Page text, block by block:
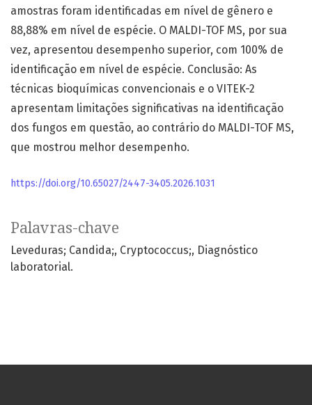
Palavras-chave
Leveduras; Candida; Cryptococcus;
Diagnóstico
laboratorial.
amostras foram identificadas em nível de gênero e
88,88% em nível de espécie. O MALDI-TOF MS, por sua
vez, apresentou desempenho superior, com 100% de
identificação em nível de espécie. Conclusão: As
técnicas bioquímicas convencionais e o VITEK-2
apresentam limitações significativas na identificação
dos fungos em questão, ao contrário do MALDI-TOF MS,
que mostrou melhor desempenho.
https://doi.org/10.65027/2447-3405.2026.1031